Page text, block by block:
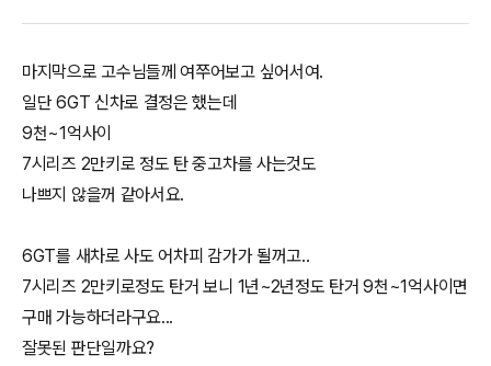
마지막으로 고수님들께 여쭈어보고 싶어서여.
일단 6GT 신차로 결정은 했는데
9천~1억사이
7시리즈 2만키로 정도 탄 중고차를 사는것도
나쁘지 않을꺼 같아서요.
6GT를 새차로 사도 어차피 감가가 될꺼고..
7시리즈 2만키로정도 탄거 보니 1년~2년정도 탄거 9천~1억사이면
구매 가능하더라구요...
잘못된 판단일까요?